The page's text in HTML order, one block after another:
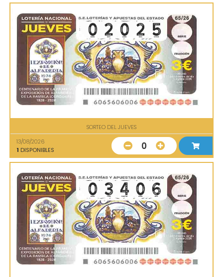
SORTEO DEL JUEVES
13/08/2026
1 DISPONIBLES 0